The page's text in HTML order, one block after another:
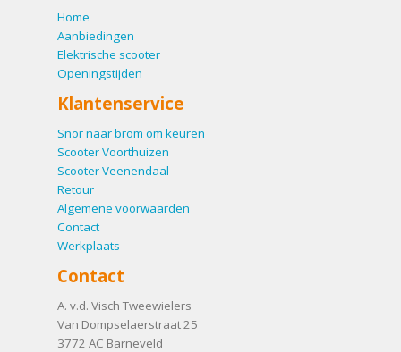
Home
Aanbiedingen
Elektrische scooter
Openingstijden
Klantenservice
Snor naar brom om keuren
Scooter Voorthuizen
Scooter Veenendaal
Retour
Algemene voorwaarden
Contact
Werkplaats
Contact
A. v.d. Visch Tweewielers
Van Dompselaerstraat 25
3772 AC Barneveld